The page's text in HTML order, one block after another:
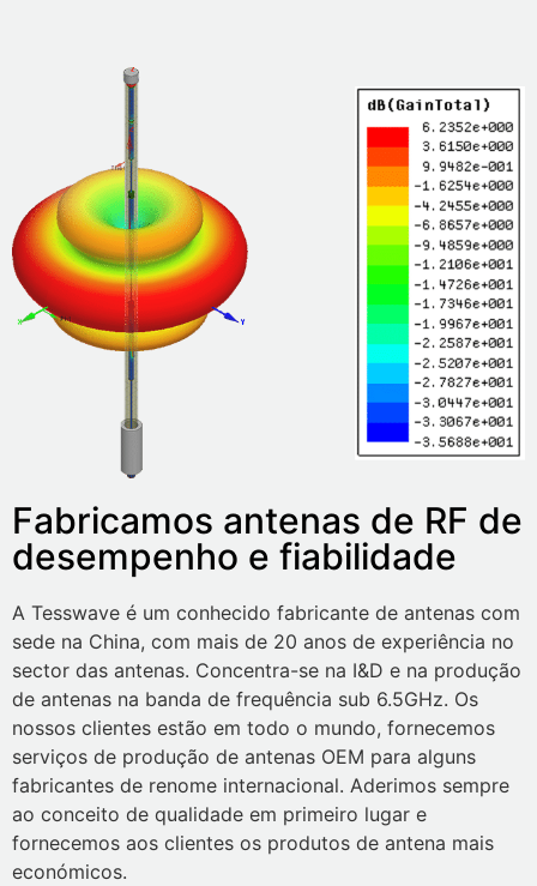
Fabricamos antenas de RF de
desempenho e fiabilidade
A Tesswave é um conhecido fabricante de antenas com
sede na China, com mais de 20 anos de experiência no
sector das antenas. Concentra-se na I&D e na produção
de antenas na banda de frequência sub 6.5GHz. Os
nossos clientes estão em todo o mundo, fornecemos
serviços de produção de antenas OEM para alguns
fabricantes de renome internacional. Aderimos sempre
ao conceito de qualidade em primeiro lugar e
fornecemos aos clientes os produtos de antena mais
económicos.